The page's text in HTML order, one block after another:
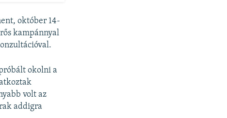
október 14-
kampánnyal
okolni a
volt az
addigra